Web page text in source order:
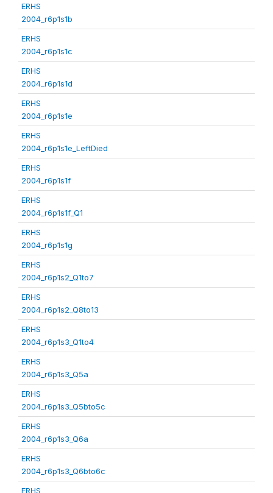
ERHS
2004_r6p1s1b
ERHS
2004_r6p1s1c
ERHS
2004_r6p1s1d
ERHS
2004_r6p1s1e
ERHS
2004_r6p1s1e_LeftDied
ERHS
2004_r6p1s1f
ERHS
2004_r6p1s1f_Q1
ERHS
2004_r6p1s1g
ERHS
2004_r6p1s2_Q1to7
ERHS
2004_r6p1s2_Q8to13
ERHS
2004_r6p1s3_Q1to4
ERHS
2004_r6p1s3_Q5a
ERHS
2004_r6p1s3_Q5bto5c
ERHS
2004_r6p1s3_Q6a
ERHS
2004_r6p1s3_Q6bto6c
ERHS